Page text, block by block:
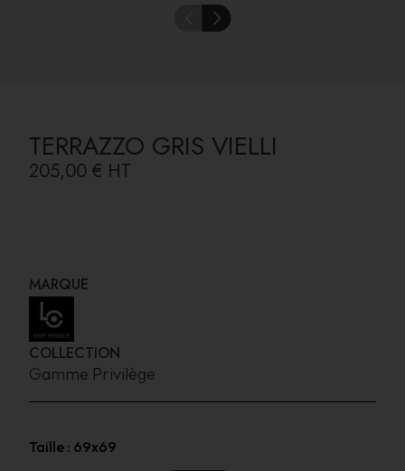
TERRAZZO GRIS VIELLI
205,00 € HT
MARQUE
COLLECTION
Gamme Privilège
Taille : 69x69